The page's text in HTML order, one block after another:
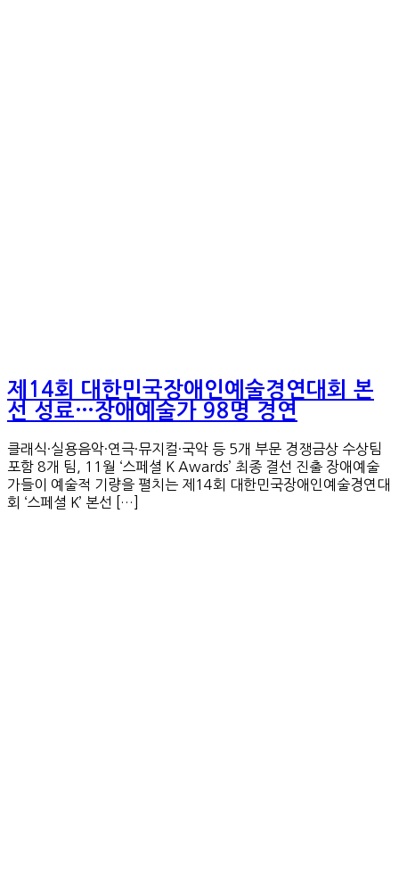
제14회 대한민국장애인예술경연대회 본
선 성료…장애예술가 98명 경연
클래식·실용음악·연극·뮤지컬·국악 등 5개 부문 경쟁금상 수상팀
포함 8개 팀, 11월 ‘스페셜 K Awards’ 최종 결선 진출 장애예술
가들이 예술적 기량을 펼치는 제14회 대한민국장애인예술경연대
회 ‘스페셜 K’ 본선 […]